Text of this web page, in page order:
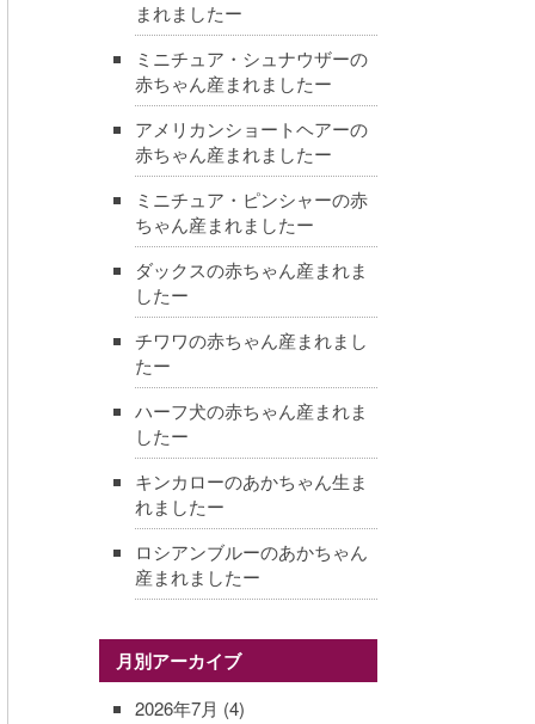
まれましたー
ミニチュア・シュナウザーの
赤ちゃん産まれましたー
アメリカンショートヘアーの
赤ちゃん産まれましたー
ミニチュア・ピンシャーの赤
ちゃん産まれましたー
ダックスの赤ちゃん産まれま
したー
チワワの赤ちゃん産まれまし
たー
ハーフ犬の赤ちゃん産まれま
したー
キンカローのあかちゃん生ま
れましたー
ロシアンブルーのあかちゃん
産まれましたー
月別アーカイブ
2026年7月 (4)